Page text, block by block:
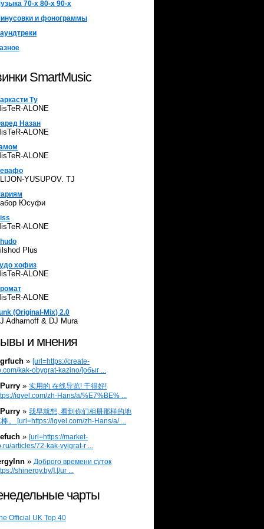
70-х 80-х 90-х
и фонограммы
SmartMusic
Ту
ALONE
Назан
ALONE
ALONE
YUSUPOV. TJ
Юсуфи
ALONE
Plus
хофиз
ALONE
ALONE
(Original-Mix) 2.0
Adhamoff & DJ Mura
и мнения
» [url=https://create-
kak-obygrat-kazino/]обыг ...
» 实用的 在线导览! 干得好!
iqvel.com/zh-Hans/a/%E7%BE% ...
» 我早就想, 看到你们相册那样的地
。 [url=https://iqvel.com/zh-Hans/a/ ...
» [url=https://market-
articles/72-kak-vyigrat-r ...
» Доброго времени суток
shinergy.by/].[/ur ...
чарты
Official UK Top 40